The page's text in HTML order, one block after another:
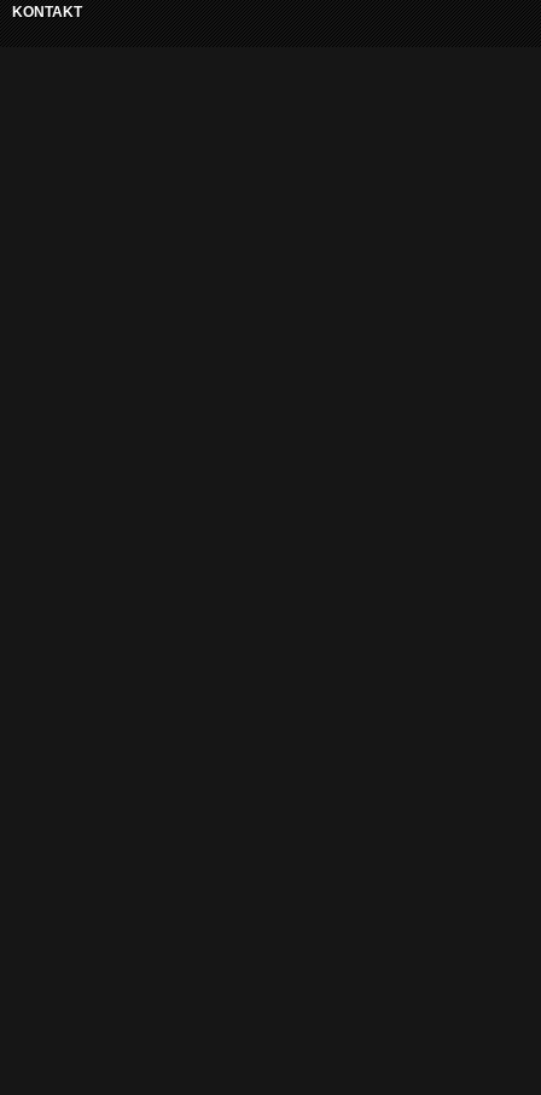
KONTAKT